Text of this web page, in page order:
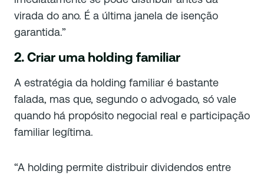
virada do ano. É a última janela de isenção
garantida.”
2. Criar uma holding familiar
A estratégia da holding familiar é bastante
falada, mas que, segundo o advogado, só vale
quando há propósito negocial real e participação
familiar legítima.
“A holding permite distribuir dividendos entre